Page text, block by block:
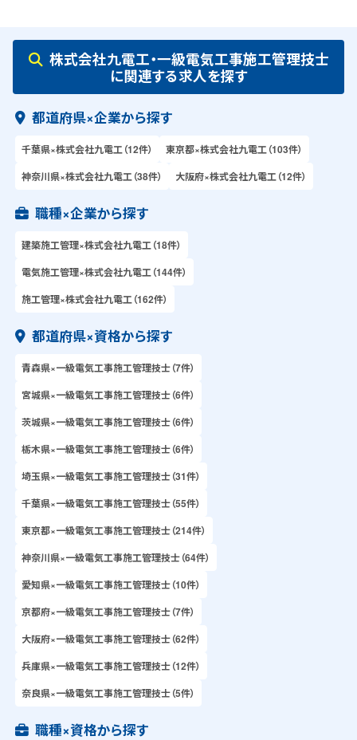
株式会社九電工・一級電気工事施工管理技士
に関連する求人を探す
都道府県×企業から探す
千葉県×株式会社九電工（12件）
東京都×株式会社九電工（103件）
神奈川県×株式会社九電工（38件）
大阪府×株式会社九電工（12件）
職種×企業から探す
建築施工管理×株式会社九電工（18件）
電気施工管理×株式会社九電工（144件）
施工管理×株式会社九電工（162件）
都道府県×資格から探す
青森県×一級電気工事施工管理技士（7件）
宮城県×一級電気工事施工管理技士（6件）
茨城県×一級電気工事施工管理技士（6件）
栃木県×一級電気工事施工管理技士（6件）
埼玉県×一級電気工事施工管理技士（31件）
千葉県×一級電気工事施工管理技士（55件）
東京都×一級電気工事施工管理技士（214件）
神奈川県×一級電気工事施工管理技士（64件）
愛知県×一級電気工事施工管理技士（10件）
京都府×一級電気工事施工管理技士（7件）
大阪府×一級電気工事施工管理技士（62件）
兵庫県×一級電気工事施工管理技士（12件）
奈良県×一級電気工事施工管理技士（5件）
職種×資格から探す